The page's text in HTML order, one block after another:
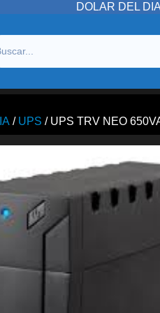
DOLAR DEL
/ UPS / UPS TRV NEO